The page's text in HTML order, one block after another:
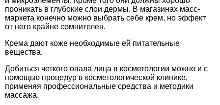
проникать в глубокие слои дермы. В магазинах масс-
маркета конечно можно выбрать себе крем, но эффект
от него крайне сомнителен.
Крема дают коже необходимые ей питательные
вещества.
Добиться четкого овала лица в косметологии можно и с
помощью процедур в косметологической клинике,
применяя профессиональные средства и методики
массажа.